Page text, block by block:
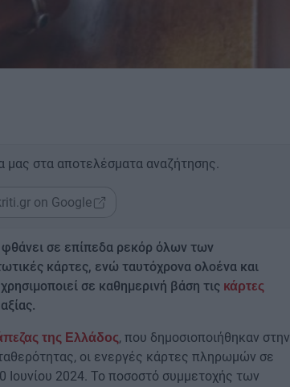
μας στα αποτελέσματα αναζήτησης.
on Google
σε επίπεδα ρεκόρ όλων των
κάρτες, ενώ ταυτόχρονα ολοένα και
σε καθημερινή βάση τις κάρτες
της Ελλάδος, που δημοσιοποιήθηκαν στην
οι ενεργές κάρτες πληρωμών σε
Ιουνίου 2024. Το ποσοστό συμμετοχής των